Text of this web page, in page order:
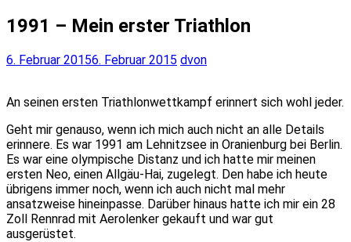
1991 – Mein erster Triathlon
6. Februar 20156. Februar 2015 dvon
An seinen ersten Triathlonwettkampf erinnert sich wohl jeder.
Geht mir genauso, wenn ich mich auch nicht an alle Details
erinnere. Es war 1991 am Lehnitzsee in Oranienburg bei Berlin.
Es war eine olympische Distanz und ich hatte mir meinen
ersten Neo, einen Allgäu-Hai, zugelegt. Den habe ich heute
übrigens immer noch, wenn ich auch nicht mal mehr
ansatzweise hineinpasse. Darüber hinaus hatte ich mir ein 28
Zoll Rennrad mit Aerolenker gekauft und war gut
ausgerüstet.